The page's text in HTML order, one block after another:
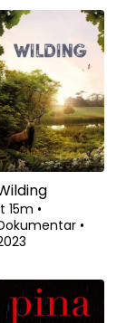
15m •
•